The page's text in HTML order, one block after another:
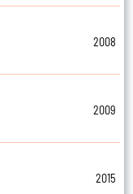
2008
2009
2015